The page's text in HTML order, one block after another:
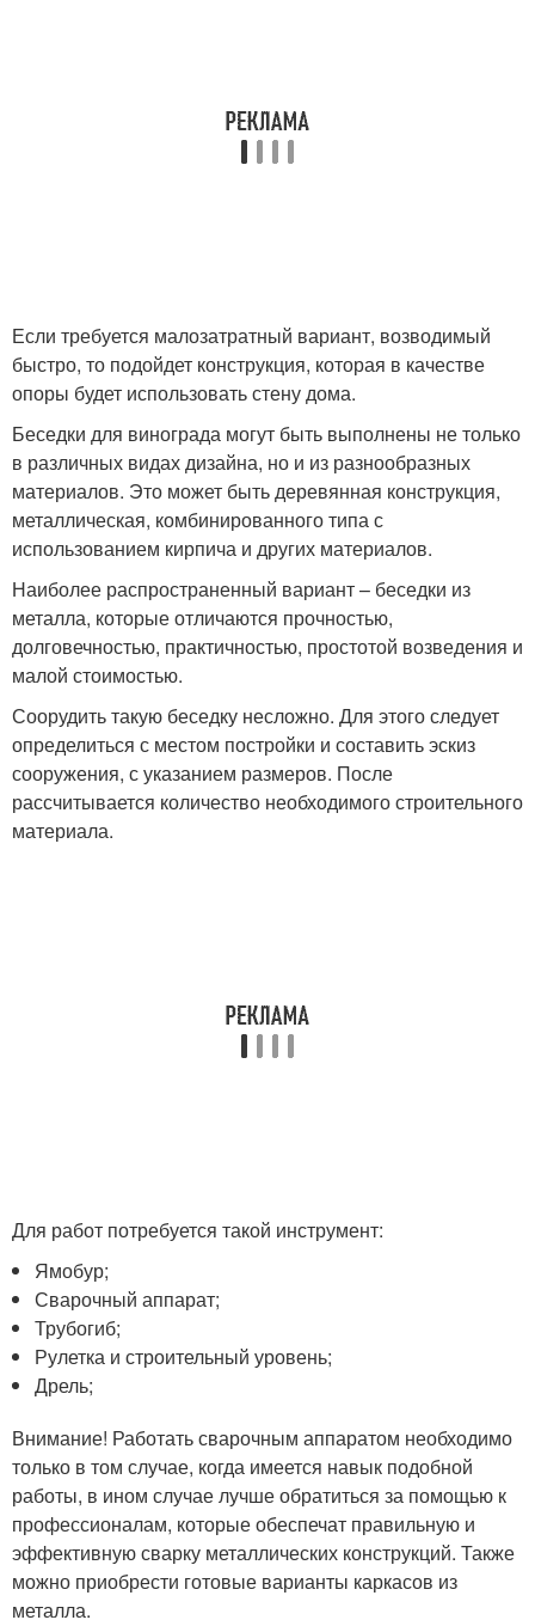
Если требуется малозатратный вариант, возводимый
быстро, то подойдет конструкция, которая в качестве
опоры будет использовать стену дома.
Беседки для винограда могут быть выполнены не только
в различных видах дизайна, но и из разнообразных
материалов. Это может быть деревянная конструкция,
металлическая, комбинированного типа с
использованием кирпича и других материалов.
Наиболее распространенный вариант – беседки из
металла, которые отличаются прочностью,
долговечностью, практичностью, простотой возведения и
малой стоимостью.
Соорудить такую беседку несложно. Для этого следует
определиться с местом постройки и составить эскиз
сооружения, с указанием размеров. После
рассчитывается количество необходимого строительного
материала.
Для работ потребуется такой инструмент:
Ямобур;
Сварочный аппарат;
Трубогиб;
Рулетка и строительный уровень;
Дрель;
Внимание! Работать сварочным аппаратом необходимо
только в том случае, когда имеется навык подобной
работы, в ином случае лучше обратиться за помощью к
профессионалам, которые обеспечат правильную и
эффективную сварку металлических конструкций. Также
можно приобрести готовые варианты каркасов из
металла.